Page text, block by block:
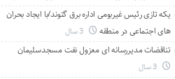
یکه تازی رئیس غیربومی اداره برق گتوند/با ایجاد بحران
های اجتماعی در منطقه
تناقضات مدیررسانه ای معزول نفت مسجدسلیمان